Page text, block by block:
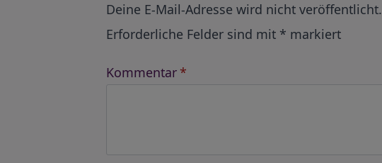
Deine E-Mail-Adresse wird nicht veröffentlicht.
Erforderliche Felder sind mit * markiert
Kommentar *